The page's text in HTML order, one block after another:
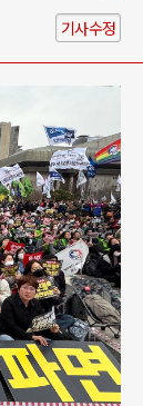
기사수정